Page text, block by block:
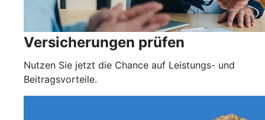
Versicherungen prüfen
Nutzen Sie jetzt die Chance auf Leistungs- und
Beitragsvorteile.